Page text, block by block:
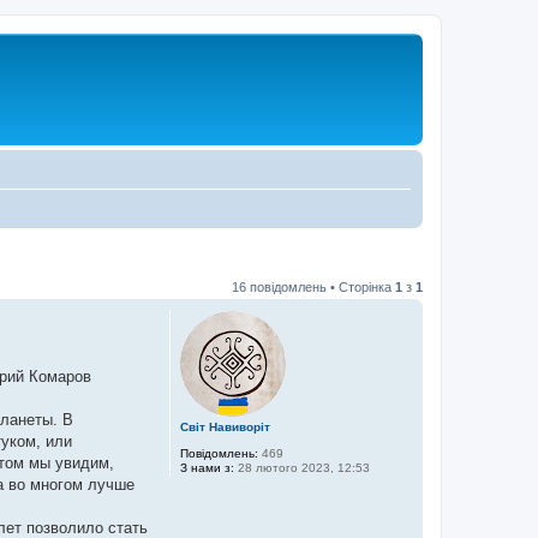
16 повідомлень • Сторінка 1 з 1
Світ Навиворіт
Повідомлень: 469
З нами з: 28 лютого 2023, 12:53
Комаров
В
или
мы увидим,
во многом лучше
позволило стать